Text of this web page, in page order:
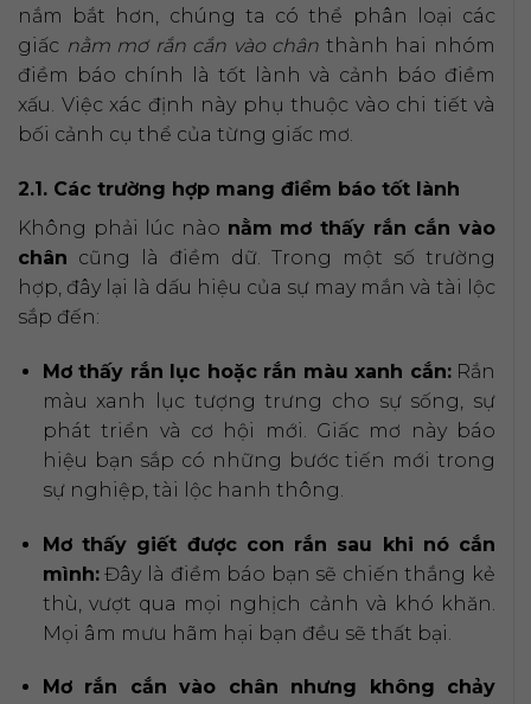
nắm bắt hơn, chúng ta có thể phân loại các
giấc nằm mơ rắn cắn vào chân thành hai nhóm
điềm báo chính là tốt lành và cảnh báo điềm
xấu. Việc xác định này phụ thuộc vào chi tiết và
bối cảnh cụ thể của từng giấc mơ.
2.1. Các trường hợp mang điềm báo tốt lành
Không phải lúc nào nằm mơ thấy rắn cắn vào
chân cũng là điềm dữ. Trong một số trường
hợp, đây lại là dấu hiệu của sự may mắn và tài lộc
sắp đến:
Mơ thấy rắn lục hoặc rắn màu xanh cắn:Rắn
màu xanh lục tượng trưng cho sự sống, sự
phát triển và cơ hội mới. Giấc mơ này báo
hiệu bạn sắp có những bước tiến mới trong
sự nghiệp, tài lộc hanh thông.
Mơ thấy giết được con rắn sau khi nó cắn
mình:Đây là điềm báo bạn sẽ chiến thắng kẻ
thù, vượt qua mọi nghịch cảnh và khó khăn.
Mọi âm mưu hãm hại bạn đều sẽ thất bại.
Mơ rắn cắn vào chân nhưng không chảy